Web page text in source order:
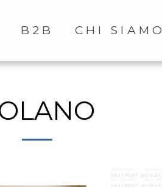
B2B CHI SIAMO